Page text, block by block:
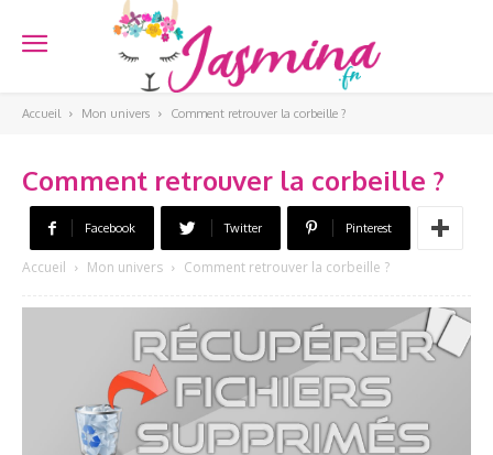
Accueil Mon univers Comment retrouver la corbeille ?
Comment retrouver la corbeille ?
Facebook Twitter Pinterest
Accueil Mon univers Comment retrouver la corbeille ?